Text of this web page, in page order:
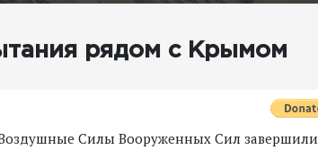
рядом с Крымом
Силы Вооруженных Сил завершили